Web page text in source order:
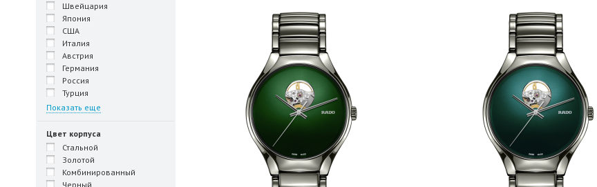
Швейцария
Япония
США
Италия
Австрия
Германия
Россия
Турция
Показать еще
Цвет корпуса
Стальной
Золотой
Комбинированный
Черный